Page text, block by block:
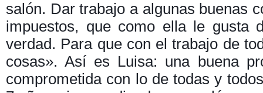
salón. Dar trabajo a algunas buenas
impuestos, que como ella le gusta
verdad. Para que con el trabajo de
cosas». Así es Luisa: una buena
comprometida con lo de todas y